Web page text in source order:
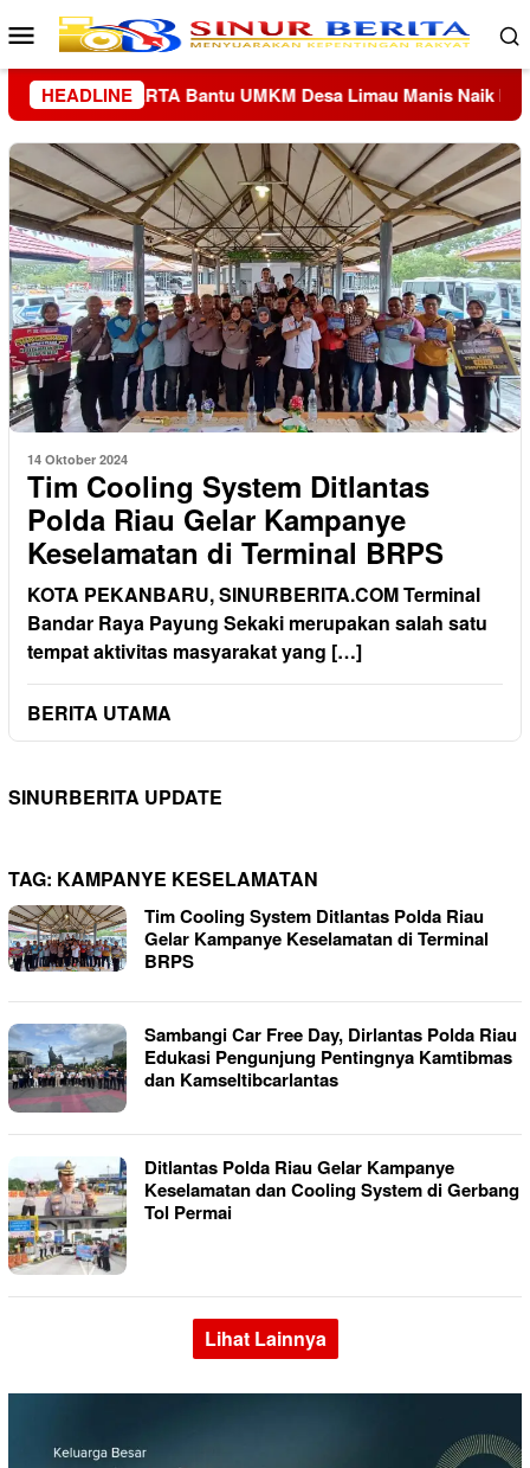
Loncat
ke
konten
Menu
Mobile
HEADLINE
Naik Kelas Digital Semarak Buddhayana Run HUT
14 Oktober 2024
Tim Cooling System Ditlantas
Polda Riau Gelar Kampanye
Keselamatan di Terminal BRPS
KOTA PEKANBARU, SINURBERITA.COM Terminal
Bandar Raya Payung Sekaki merupakan salah satu
tempat aktivitas masyarakat yang […]
BERITA UTAMA
SINURBERITA UPDATE
TAG: KAMPANYE KESELAMATAN
Tim Cooling System Ditlantas Polda Riau
Gelar Kampanye Keselamatan di Terminal
BRPS
Sambangi Car Free Day, Dirlantas Polda Riau
Edukasi Pengunjung Pentingnya Kamtibmas
dan Kamseltibcarlantas
Ditlantas Polda Riau Gelar Kampanye
Keselamatan dan Cooling System di Gerbang
Tol Permai
Lihat Lainnya